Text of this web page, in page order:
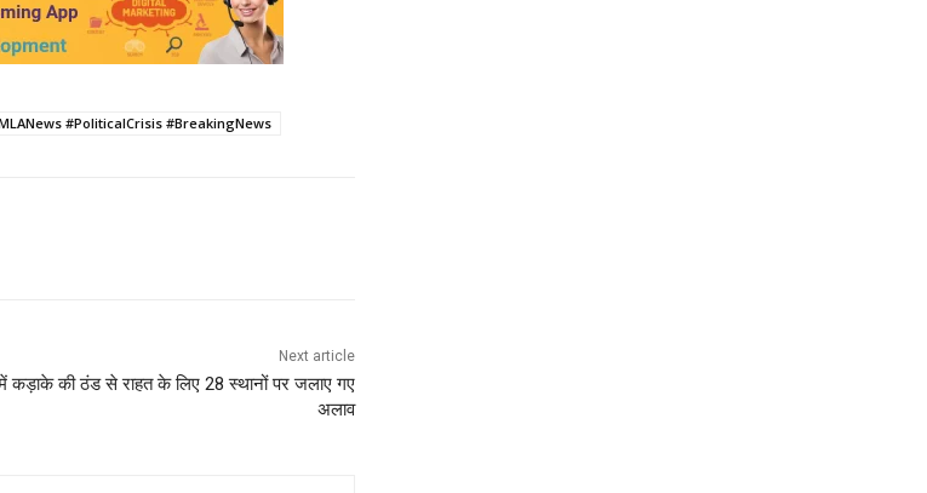
#PoliticalCrisis #BreakingNews
Next article
कड़ाके की ठंड से राहत के लिए 28 स्थानों पर जलाए गए
अलाव